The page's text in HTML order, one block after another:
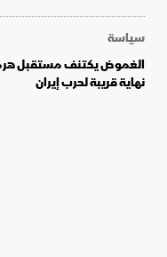
سياسة
الغموض يكتنف مستقبل
نهاية قريبة لحرب إيران